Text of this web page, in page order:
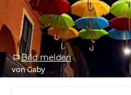
Bild melden
von Gaby